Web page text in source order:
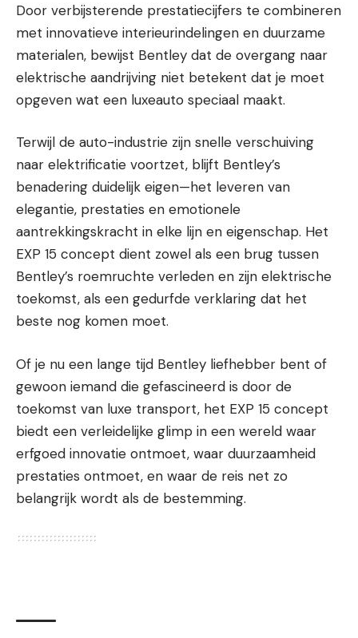
Door verbijsterende prestatiecijfers te combineren
met innovatieve interieurindelingen en duurzame
materialen, bewijst Bentley dat de overgang naar
elektrische aandrijving niet betekent dat je moet
opgeven wat een luxeauto speciaal maakt.
Terwijl de auto-industrie zijn snelle verschuiving
naar elektrificatie voortzet, blijft Bentley’s
benadering duidelijk eigen—het leveren van
elegantie, prestaties en emotionele
aantrekkingskracht in elke lijn en eigenschap. Het
EXP 15 concept dient zowel als een brug tussen
Bentley’s roemruchte verleden en zijn elektrische
toekomst, als een gedurfde verklaring dat het
beste nog komen moet.
Of je nu een lange tijd Bentley liefhebber bent of
gewoon iemand die gefascineerd is door de
toekomst van luxe transport, het EXP 15 concept
biedt een verleidelijke glimp in een wereld waar
erfgoed innovatie ontmoet, waar duurzaamheid
prestaties ontmoet, en waar de reis net zo
belangrijk wordt als de bestemming.